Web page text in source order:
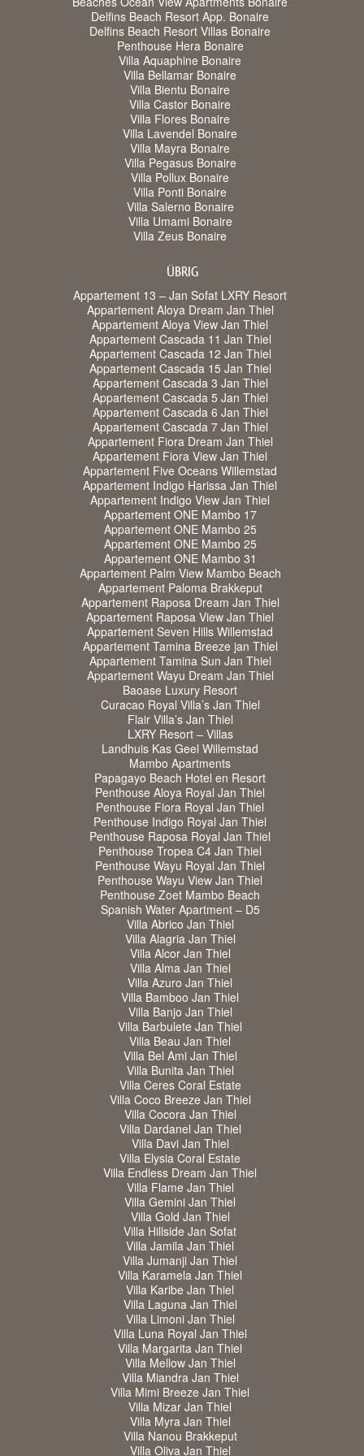
Delfins Beach Resort App. Bonaire
Delfins Beach Resort Villas Bonaire
Penthouse Hera Bonaire
Villa Aquaphine Bonaire
Villa Bellamar Bonaire
Villa Bientu Bonaire
Villa Castor Bonaire
Villa Flores Bonaire
Villa Lavendel Bonaire
Villa Mayra Bonaire
Villa Pegasus Bonaire
Villa Pollux Bonaire
Villa Ponti Bonaire
Villa Salerno Bonaire
Villa Umami Bonaire
Villa Zeus Bonaire
ÜBRIG
Appartement 13 – Jan Sofat LXRY Resort
Appartement Aloya Dream Jan Thiel
Appartement Aloya View Jan Thiel
Appartement Cascada 11 Jan Thiel
Appartement Cascada 12 Jan Thiel
Appartement Cascada 15 Jan Thiel
Appartement Cascada 3 Jan Thiel
Appartement Cascada 5 Jan Thiel
Appartement Cascada 6 Jan Thiel
Appartement Cascada 7 Jan Thiel
Appartement Fiora Dream Jan Thiel
Appartement Fiora View Jan Thiel
Appartement Five Oceans Willemstad
Appartement Indigo Harissa Jan Thiel
Appartement Indigo View Jan Thiel
Appartement ONE Mambo 17
Appartement ONE Mambo 25
Appartement ONE Mambo 25
Appartement ONE Mambo 31
Appartement Palm View Mambo Beach
Appartement Paloma Brakkeput
Appartement Raposa Dream Jan Thiel
Appartement Raposa View Jan Thiel
Appartement Seven Hills Willemstad
Appartement Tamina Breeze jan Thiel
Appartement Tamina Sun Jan Thiel
Appartement Wayu Dream Jan Thiel
Baoase Luxury Resort
Curacao Royal Villa’s Jan Thiel
Flair Villa’s Jan Thiel
LXRY Resort – Villas
Landhuis Kas Geel Willemstad
Mambo Apartments
Papagayo Beach Hotel en Resort
Penthouse Aloya Royal Jan Thiel
Penthouse Fiora Royal Jan Thiel
Penthouse Indigo Royal Jan Thiel
Penthouse Raposa Royal Jan Thiel
Penthouse Tropea C4 Jan Thiel
Penthouse Wayu Royal Jan Thiel
Penthouse Wayu View Jan Thiel
Penthouse Zoet Mambo Beach
Spanish Water Apartment – D5
Villa Abrico Jan Thiel
Villa Alagria Jan Thiel
Villa Alcor Jan Thiel
Villa Alma Jan Thiel
Villa Azuro Jan Thiel
Villa Bamboo Jan Thiel
Villa Banjo Jan Thiel
Villa Barbulete Jan Thiel
Villa Beau Jan Thiel
Villa Bel Ami Jan Thiel
Villa Bunita Jan Thiel
Villa Ceres Coral Estate
Villa Coco Breeze Jan Thiel
Villa Cocora Jan Thiel
Villa Dardanel Jan Thiel
Villa Davi Jan Thiel
Villa Elysia Coral Estate
Villa Endless Dream Jan Thiel
Villa Flame Jan Thiel
Villa Gemini Jan Thiel
Villa Gold Jan Thiel
Villa Hillside Jan Sofat
Villa Jamila Jan Thiel
Villa Jumanji Jan Thiel
Villa Karamela Jan Thiel
Villa Karibe Jan Thiel
Villa Laguna Jan Thiel
Villa Limoni Jan Thiel
Villa Luna Royal Jan Thiel
Villa Margarita Jan Thiel
Villa Mellow Jan Thiel
Villa Miandra Jan Thiel
Villa Mimi Breeze Jan Thiel
Villa Mizar Jan Thiel
Villa Myra Jan Thiel
Villa Nanou Brakkeput
Villa Oliva Jan Thiel